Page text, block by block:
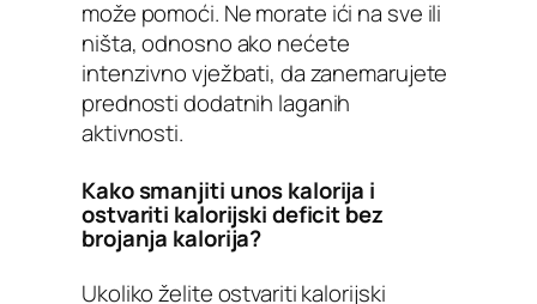
može pomoći. Ne morate ići na sve ili
ništa, odnosno ako nećete
intenzivno vježbati, da zanemarujete
prednosti dodatnih laganih
aktivnosti.
Kako smanjiti unos kalorija i
ostvariti kalorijski deficit bez
brojanja kalorija?
Ukoliko želite ostvariti kalorijski